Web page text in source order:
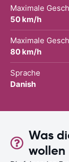
Maximale
50 km/h
Maximale
80 km/h
Sprache
Danish
Was
wollen